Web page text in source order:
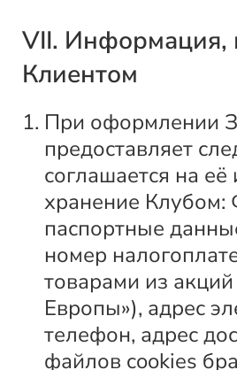
VII. Информация,
Клиентом
При оформлении
предоставляет
соглашается на
хранение Клубом:
паспортные
номер
товарами из
Европы»), адрес
телефон, адрес
файлов cookies